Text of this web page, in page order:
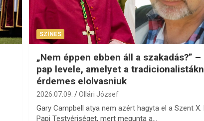
SZÍNES
„Nem éppen ebben áll a szakadás?” –
pap levele, amelyet a
érdemes elolvasniuk
2026.07.09. Ollári József
Gary Campbell atya nem azért hagyta el a Szent X.
Papi Testvériséget, mert megunta a…